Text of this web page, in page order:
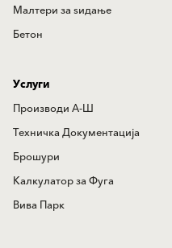
Mалтери за ѕидањe
Бетон
Услуги
Производи А-Ш
Техничка Документација
Брошури
Калкулатор за Фуга
Вива Парк